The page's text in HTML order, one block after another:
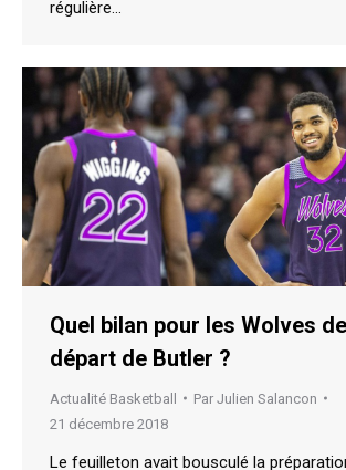
régulière…
Quel bilan pour les Wolves
départ de Butler ?
Actualité Basketball Par Julien Salancon
21 décembre 2018
Le feuilleton avait bousculé la